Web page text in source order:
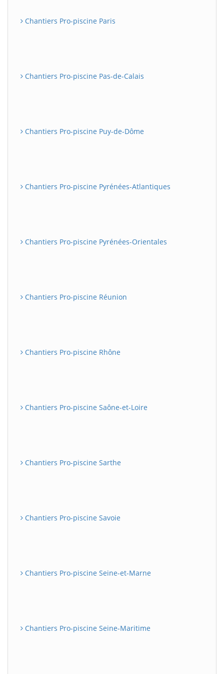
Chantiers Pro-piscine Paris
Chantiers Pro-piscine Pas-de-Calais
Chantiers Pro-piscine Puy-de-Dôme
Chantiers Pro-piscine Pyrénées-Atlantiques
Chantiers Pro-piscine Pyrénées-Orientales
Chantiers Pro-piscine Réunion
Chantiers Pro-piscine Rhône
Chantiers Pro-piscine Saône-et-Loire
Chantiers Pro-piscine Sarthe
Chantiers Pro-piscine Savoie
Chantiers Pro-piscine Seine-et-Marne
Chantiers Pro-piscine Seine-Maritime